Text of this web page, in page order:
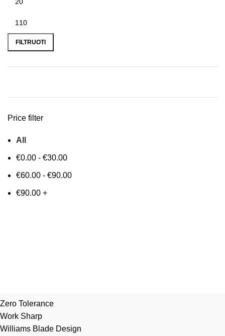
FILTRUOTI
Price filter
All
€0.00 - €30.00
€60.00 - €90.00
€90.00 +
Zero Tolerance
Work Sharp
Williams Blade Design